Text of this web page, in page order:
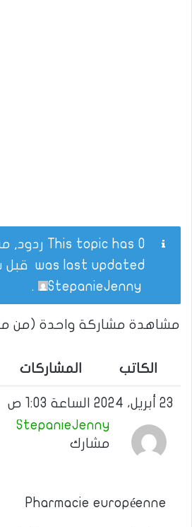
was last updated قبل
StepanieJenny
.
مشاهدة مشاركة واحدة (من
الكاتب المشاركات
23 أبريل، 2024 الساعة 1:03 ص
StepanieJenny
مشارك
Pharmacie européenne